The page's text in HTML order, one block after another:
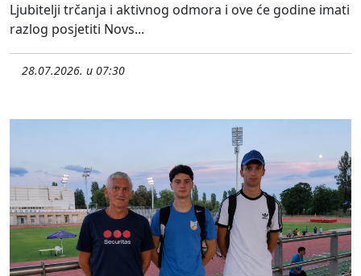
Ljubitelji trčanja i aktivnog odmora i ove će godine imati
razlog posjetiti Novs...
28.07.2026. u 07:30